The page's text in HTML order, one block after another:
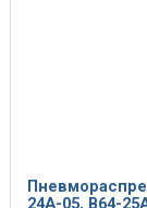
24А-05, В64-